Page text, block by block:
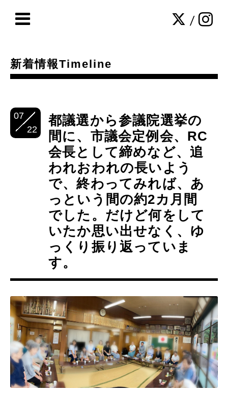
/
新着情報Timeline
07
22
都議選から参議院選挙の
間に、市議会定例会、RC
会長として締めなど、追
われおわれの長いよう
で、終わってみれば、あ
っという間の約2カ月間
でした。だけど何をして
いたか思い出せなく、ゆ
っくり振り返っていま
す。